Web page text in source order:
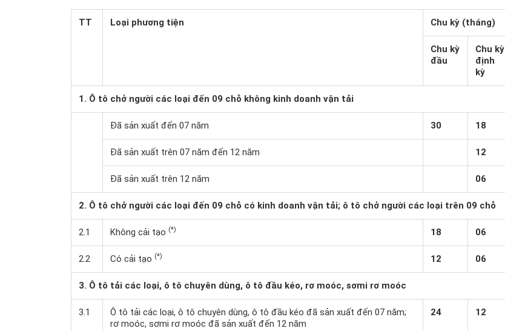
TT Loại phương tiện Chu kỳ (tháng)
Chu kỳ
đầu
Chu kỳ
định
kỳ
1. Ô tô chở người các loại đến 09 chỗ không kinh doanh vận tải
Đã sản xuất đến 07 năm 30 18
Đã sản xuất trên 07 năm đến 12 năm 12
Đã sản xuất trên 12 năm 06
2. Ô tô chở người các loại đến 09 chỗ có kinh doanh vận tải; ô tô chở người các loại trên 09 chỗ
2.1 Không cải tạo (*) 18 06
2.2 Có cải tạo (*) 12 06
3. Ô tô tải các loại, ô tô chuyên dùng, ô tô đầu kéo, rơ moóc, sơmi rơ moóc
3.1
Ô tô tải các loại, ô tô chuyên dùng, ô tô đầu kéo đã sản xuất đến 07 năm;
rơ moóc, sơmi rơ moóc đã sản xuất đến 12 năm
24 12